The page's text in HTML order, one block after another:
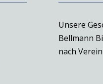
Unsere
Bellmann
nach